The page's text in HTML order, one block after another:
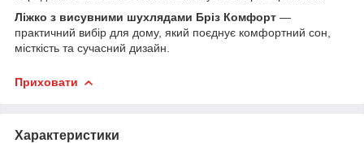
Ліжко з висувними шухлядами Бріз Комфорт —
практичний вибір для дому, який поєднує комфортний сон,
місткість та сучасний дизайн.
Приховати
Характеристики